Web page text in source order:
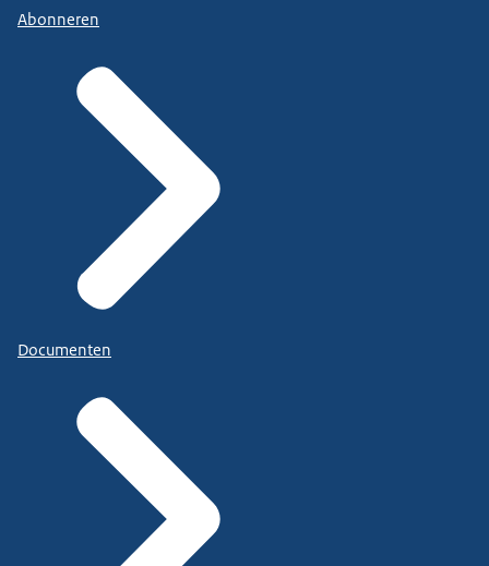
Abonneren
Documenten